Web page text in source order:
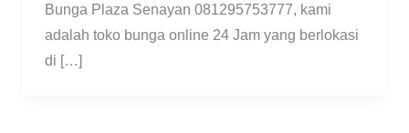
Bunga Plaza Senayan 081295753777, kami
adalah toko bunga online 24 Jam yang berlokasi
di […]